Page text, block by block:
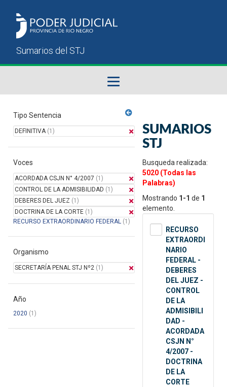
Sumarios del STJ
Manual del Usuario
Tipo Sentencia
DEFINITIVA(1)
Voces
ACORDADA CSJN N° 4/2007 (1)
CONTROL DE LA ADMISIBILIDAD (1)
DEBERES DEL JUEZ (1)
DOCTRINA DE LA CORTE (1)
RECURSO EXTRAORDINARIO FEDERAL (1)
Organismo
SECRETARÍA PENAL STJ Nº2 (1)
Año
2020 (1)
SUMARIOS
STJ
Busqueda realizada:
5020 (Todas las
Palabras)
Mostrando 1-1 de 1
elemento.
RECURSO
EXTRAORDI
NARIO
FEDERAL -
DEBERES
DEL JUEZ -
CONTROL
DE LA
ADMISIBILI
DAD -
ACORDADA
CSJN N°
4/2007 -
DOCTRINA
DE LA
CORTE